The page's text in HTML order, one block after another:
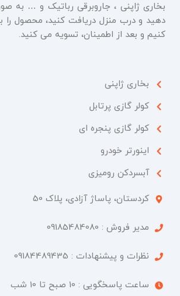
بخاری ژاپنی ، جاروبرقی رباتیک و … به
دهید و درب منزل دریافت کنید، محصول
کنیم و بعد از اطمینان، تسویه می کنید.
بخاری ژاپنی
کولر گازی پرتابل
کولر گازی پنجره ای
اینورتر خودرو
آبسردکن رومیزی
کردستان، پاساژ آزادی، پلاک 50​
مدیر فروش : 09185484080
نظرات و پیشنهادات : 09184489435
ساعت پاسخگویی : 10 صبح تا 10 شب